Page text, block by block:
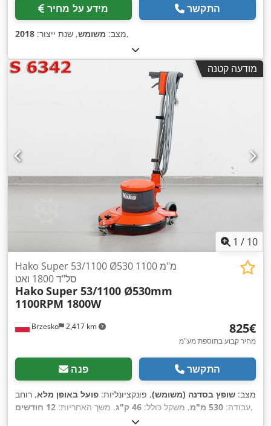
מידע על מחיר התקשר
מצב: משומש, שנת ייצור: 2018 ,
מודעה קטנה
1 / 10
Brzesko 2,417 km
Hako Super 53/1100 Ø530 מ"מ 1100
סל"ד 1800 ואט
HakoSuper 53/1100 Ø530mm
1100RPM 1800W
‏825 ‏€
מחיר קבוע בתוספת מע"מ
פנה התקשר
מצב: שופץ בסדנה (משומש), פונקציונליות: פועל באופן מלא, רוחב
עבודה: 530 מ"מ , משקל כולל: 46 ק"ג , משך האחריות: 12 חודשים ,